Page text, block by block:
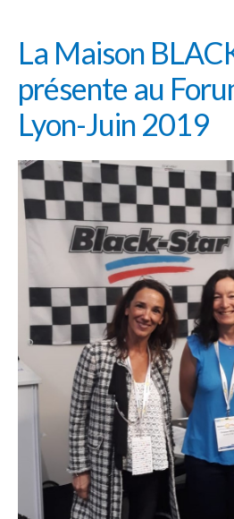
La Maison
présente au
Lyon-Juin 2019